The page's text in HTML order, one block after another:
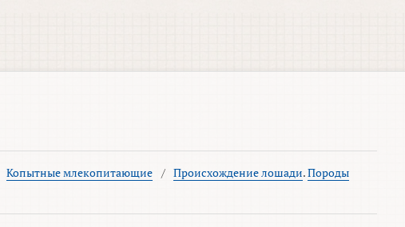
Копытные млекопитающие / Происхождение лошади.Породы